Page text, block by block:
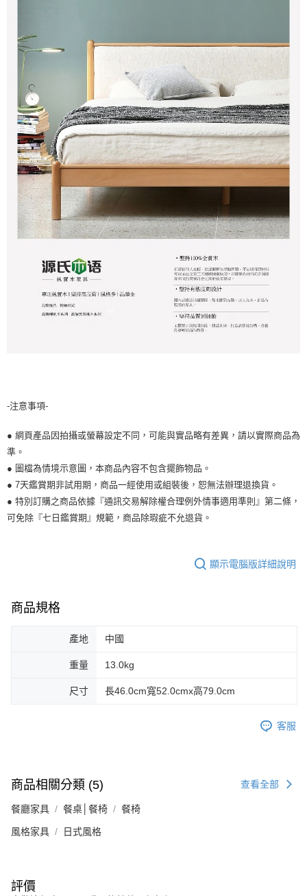
-注意事項-
● 網頁產品因拍攝或螢幕設定不同，可能與實品略有差異，請以實際商品為
準。
● 圖檔為情境示意圖，本商品內容不包含擺飾物品。
● 7天鑑賞期非試用期，商品一經使用或組裝後，恕無法辦理退換貨。
● 特別訂購之商品依據『通訊交易解除權合理例外情事適用準則』第二條，
可免除『七日鑑賞期』規範，商品除瑕疵不允退貨。
顯示電腦版詳細說明
商品規格
產地 中國
重量 13.0kg
尺寸 長46.0cm寬52.0cmx高79.0cm
客服
商品相關分類 (5) 查看全部
餐廳家具 餐桌│餐椅 餐椅
風格家具 日式風格
評價